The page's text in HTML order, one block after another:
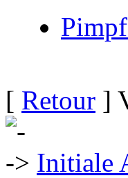
Pimpf
[ Retour ]
Initiale